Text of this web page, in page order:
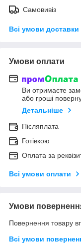
Самовивіз
Всі умови доставки
Умови оплати
Ви отримаєте
або гроші
Детальніше
Післяплата
Готівкою
Оплата за
Всі умови оплати
Умови
Повернення товару
Всі умови